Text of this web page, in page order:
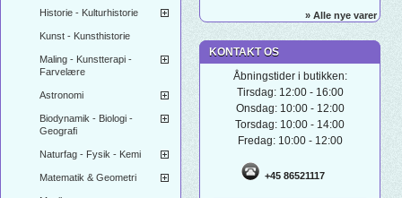
Historie - Kulturhistorie
Kunst - Kunsthistorie
Maling - Kunstterapi -
Farvelære
Astronomi
Biodynamik - Biologi -
Geografi
Naturfag - Fysik - Kemi
Matematik & Geometri
» Alle nye varer
KONTAKT OS
Åbningstider i butikken:
Tirsdag: 12:00 - 16:00
Onsdag: 10:00 - 12:00
Torsdag: 10:00 - 14:00
Fredag: 10:00 - 12:00
+45 86521117